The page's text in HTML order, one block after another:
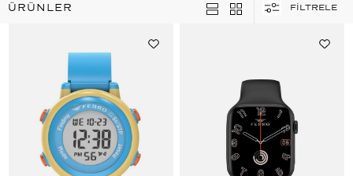
ÜRÜNLER FİLTRELE